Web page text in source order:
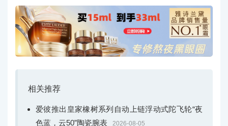
ZEITWERK时间机械腕表950铂金款
代表款基础上进行革新，配备了带有两枚主发条的专利设
计发条盒，动力储存翻倍增至72小时。腕表搭载L043.6型
相关推荐
爱彼推出皇家橡树系列自动上链浮动式陀飞轮“夜
色蓝，云50”陶瓷腕表
2026-08-05